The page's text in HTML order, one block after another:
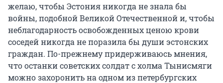
желаю, чтобы Эстония никогда не знала бы
войны, подобной Великой Отечественной и, чтобы
неблагодарность освобожденных ценою крови
соседей никогда не поразила бы души эстонских
граждан. По-прежнему придерживаюсь мнения,
что останки советских солдат с холма Тынисмяги
можно захоронить на одном из петербургских